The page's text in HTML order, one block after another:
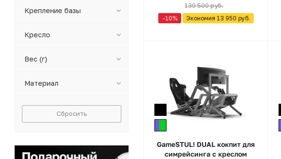
139 500руб.
-10% Экономия 13 950 руб.
GameSTUL! DUAL кокпит для
симрейсинга с креслом
Крепление базы
Кресло
Вес (г)
Материал
Сбросить